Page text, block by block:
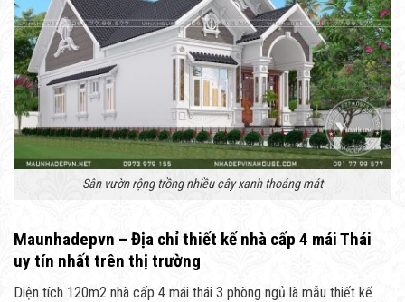
Sân vườn rộng trồng nhiều cây xanh thoáng mát
Maunhadepvn – Địa chỉ thiết kế nhà cấp 4 mái Thái
uy tín nhất trên thị trường
Diện tích 120m2 nhà cấp 4 mái thái 3 phòng ngủ là mẫu thiết kế